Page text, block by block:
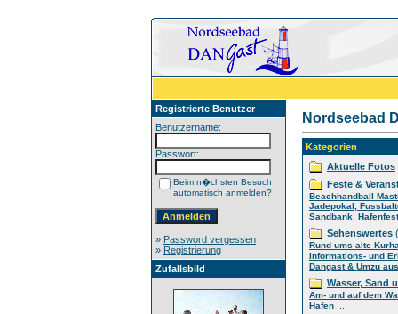
Registrierte Benutzer
Benutzername:
Passwort:
Beim n�chsten Besuch
automatisch anmelden?
» Password vergessen
» Registrierung
Zufallsbild
Nordseebad
Kategorien
Aktuelle Fotos
Feste &
Beachhandball
Jadepokal,
Sandbank
Sehenswertes
Rund ums alte
Informations- und
Dangast & Umzu
Wasser, Sand
Am- und auf dem
Hafen